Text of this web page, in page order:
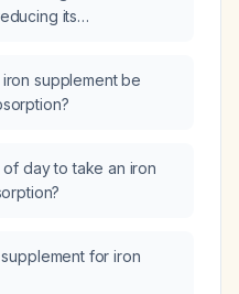
its
supplement be
day to take an iron
for iron